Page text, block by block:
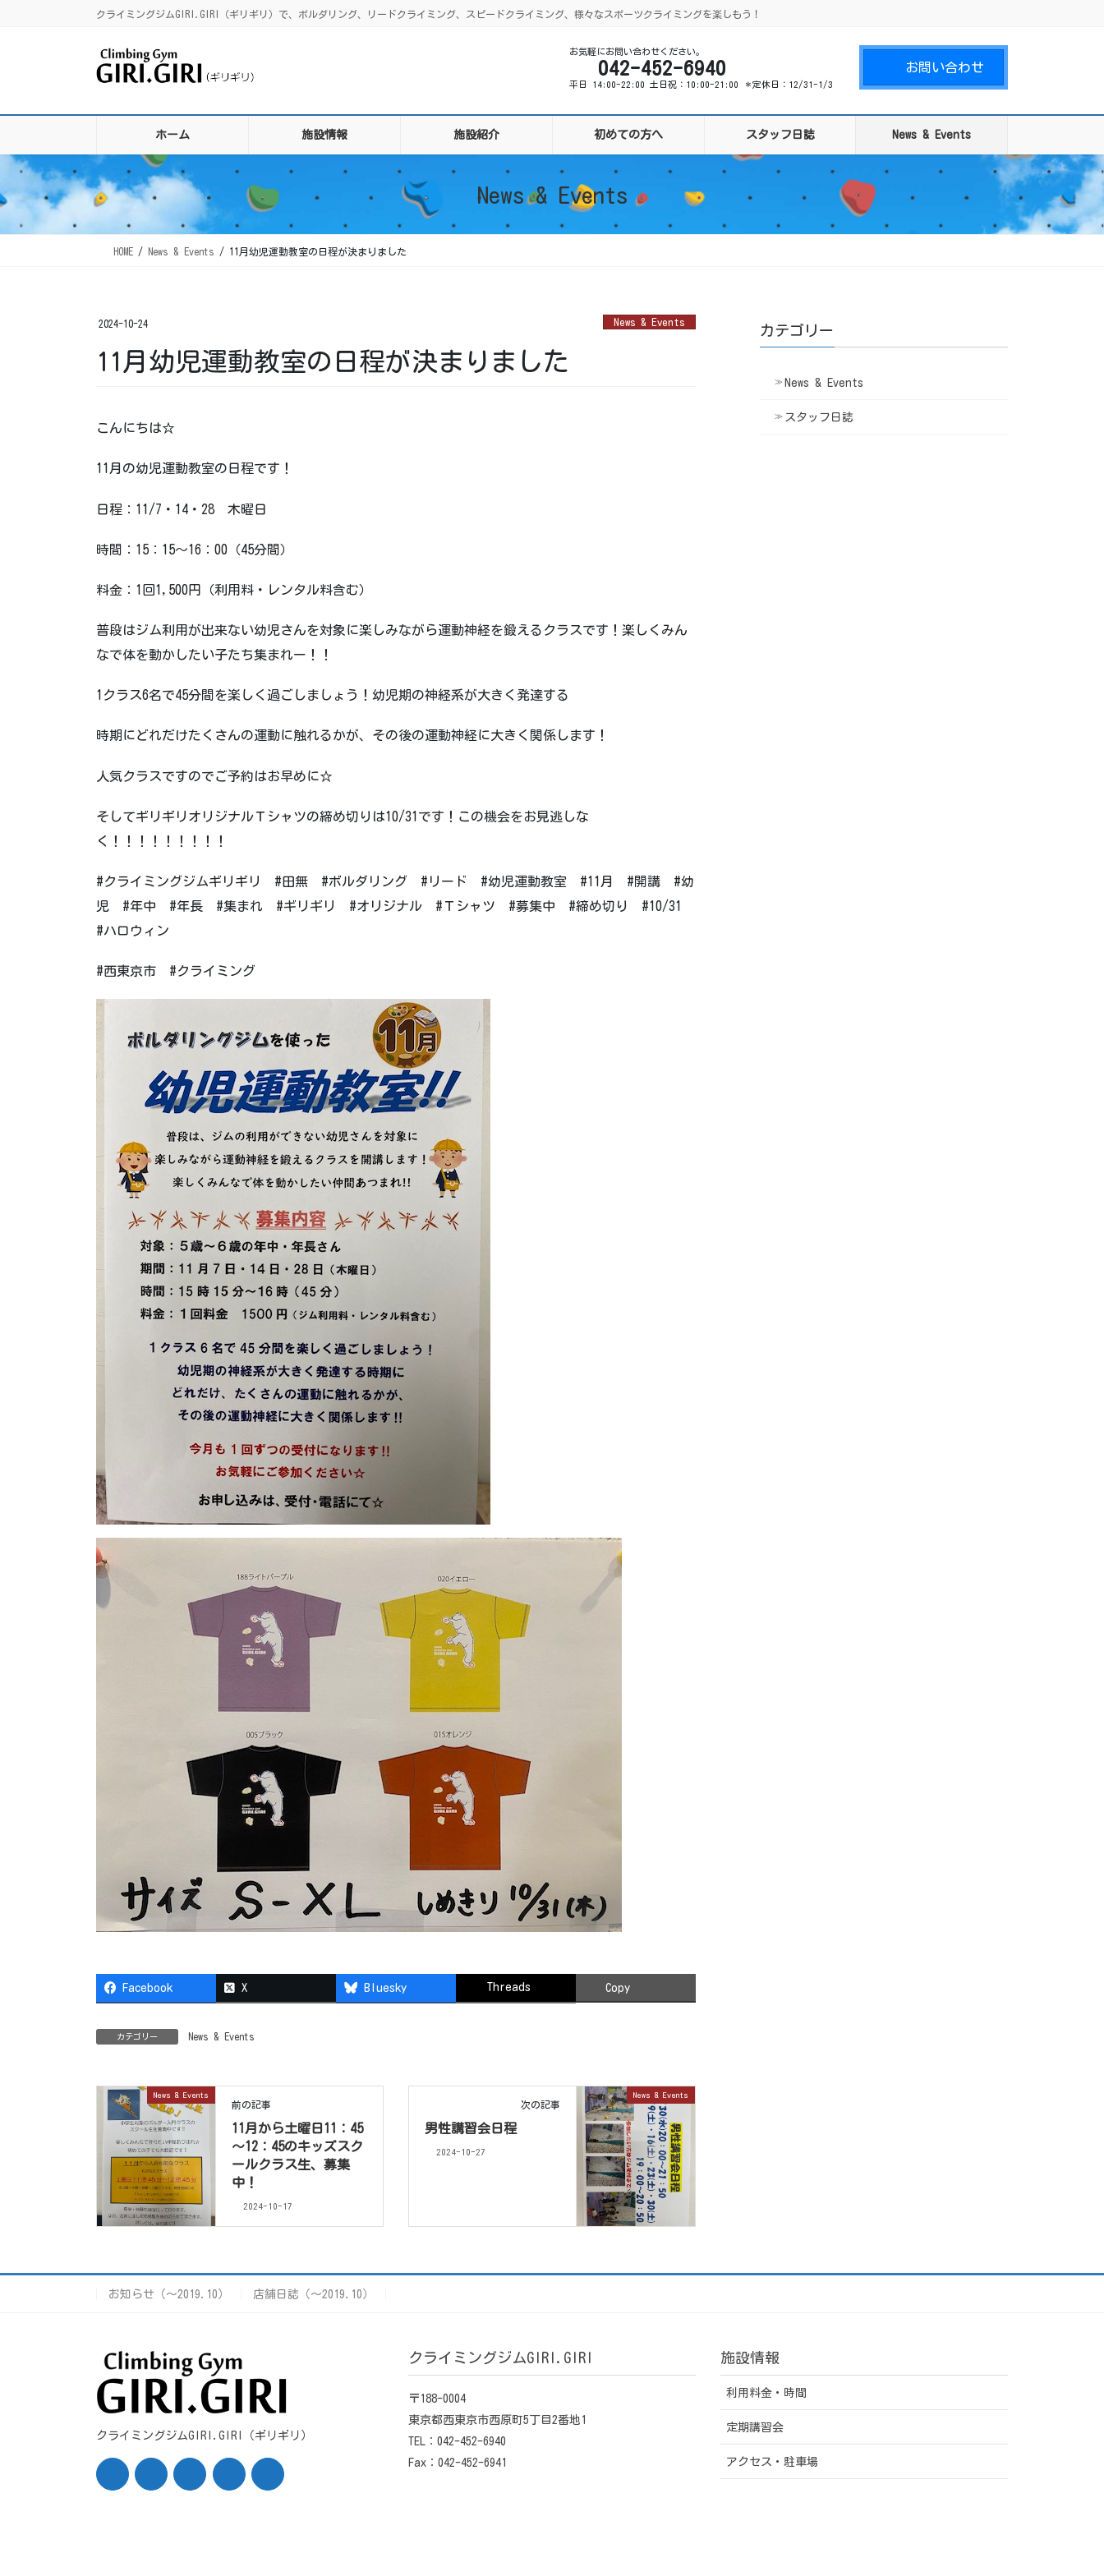
クライミングジムGIRI.GIRI（ギリギリ）で、ボルダリング、リードクライミング、スピードクライミング、様々なスポーツクライミングを楽しもう！
お気軽にお問い合わせください。
042-452-6940
平日 14:00-22:00 土日祝：10:00-21:00 ＊定休日：12/31-1/3
お問い合わせ
ホーム 施設情報 施設紹介 初めての方へ スタッフ日誌 News & Events
News & Events
HOME News & Events 11月幼児運動教室の日程が決まりました
2024-10-24 News & Events
11月幼児運動教室の日程が決まりました
こんにちは☆
11月の幼児運動教室の日程です！
日程：11/7・14・28 木曜日
時間：15：15～16：00（45分間）
料金：1回1,500円（利用料・レンタル料含む）
普段はジム利用が出来ない幼児さんを対象に楽しみながら運動神経を鍛えるクラスです！楽しくみん
なで体を動かしたい子たち集まれー！！
1クラス6名で45分間を楽しく過ごしましょう！幼児期の神経系が大きく発達する
時期にどれだけたくさんの運動に触れるかが、その後の運動神経に大きく関係します！
人気クラスですのでご予約はお早めに☆
そしてギリギリオリジナルＴシャツの締め切りは10/31です！この機会をお見逃しな
く！！！！！！！！！
#クライミングジムギリギリ #田無 #ボルダリング #リード #幼児運動教室 #11月 #開講 #幼
児 #年中 #年長 #集まれ #ギリギリ #オリジナル #Ｔシャツ #募集中 #締め切り #10/31
#ハロウィン
#西東京市 #クライミング
Facebook X Bluesky Threads Copy
カテゴリー News & Events
News & Events
前の記事
11月から土曜日11：45
～12：45のキッズスク
ールクラス生、募集
中！
2024-10-17
News & Events
次の記事
男性講習会日程
2024-10-27
カテゴリー
News & Events
スタッフ日誌
お知らせ（〜2019.10） 店舗日誌（〜2019.10）
クライミングジムGIRI.GIRI（ギリギリ）
クライミングジムGIRI.GIRI
〒188-0004
東京都西東京市西原町5丁目2番地1
TEL：042-452-6940
Fax：042-452-6941
施設情報
利用料金・時間
定期講習会
アクセス・駐車場